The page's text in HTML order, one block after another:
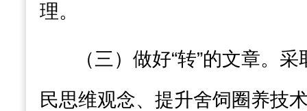
理。
（三） 做好“转”的文章。 采
民思维观念、提升舍饲圈养技